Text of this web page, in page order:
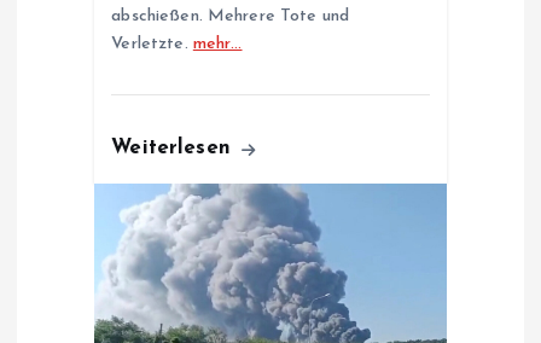
abschießen. Mehrere Tote und
Verletzte. mehr…
Weiterlesen